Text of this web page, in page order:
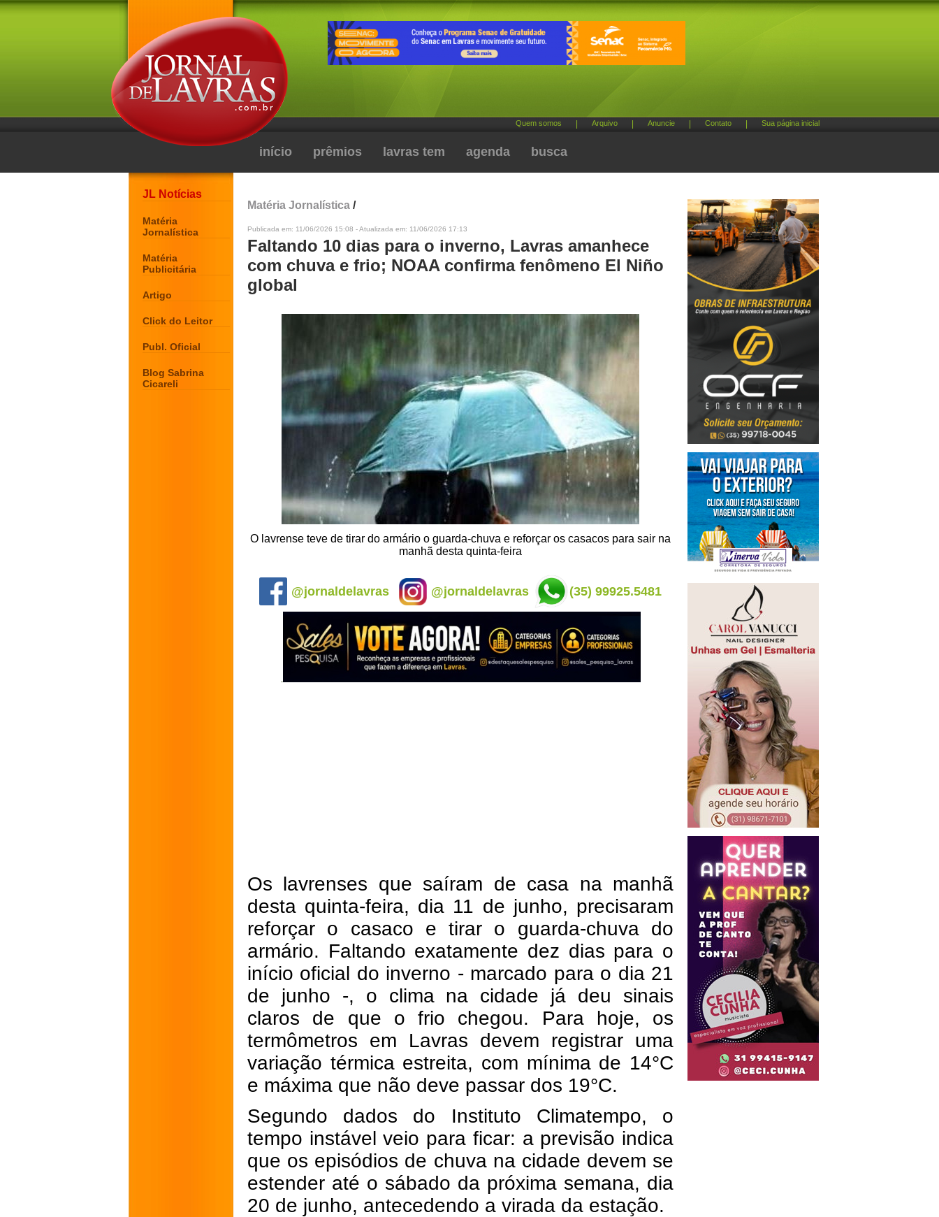
Quem somos Arquivo Anuncie Contato Sua página inicial
início prêmios lavras tem agenda busca
JL Notícias
Matéria
Jornalística
Matéria
Publicitária
Artigo
Click do Leitor
Publ. Oficial
Blog Sabrina
Cicareli
Matéria Jornalística /
Publicada em: 11/06/2026 15:08 - Atualizada em: 11/06/2026 17:13
Faltando 10 dias para o inverno, Lavras amanhece
com chuva e frio; NOAA confirma fenômeno El Niño
global
O lavrense teve de tirar do armário o guarda-chuva e reforçar os casacos para sair na
manhã desta quinta-feira
@jornaldelavras @jornaldelavras (35) 99925.5481
Os lavrenses que saíram de casa na manhã
desta quinta-feira, dia 11 de junho, precisaram
reforçar o casaco e tirar o guarda-chuva do
armário. Faltando exatamente dez dias para o
início oficial do inverno - marcado para o dia 21
de junho -, o clima na cidade já deu sinais
claros de que o frio chegou. Para hoje, os
termômetros em Lavras devem registrar uma
variação térmica estreita, com mínima de 14°C
e máxima que não deve passar dos 19°C.
Segundo dados do Instituto Climatempo, o
tempo instável veio para ficar: a previsão indica
que os episódios de chuva na cidade devem se
estender até o sábado da próxima semana, dia
20 de junho, antecedendo a virada da estação.